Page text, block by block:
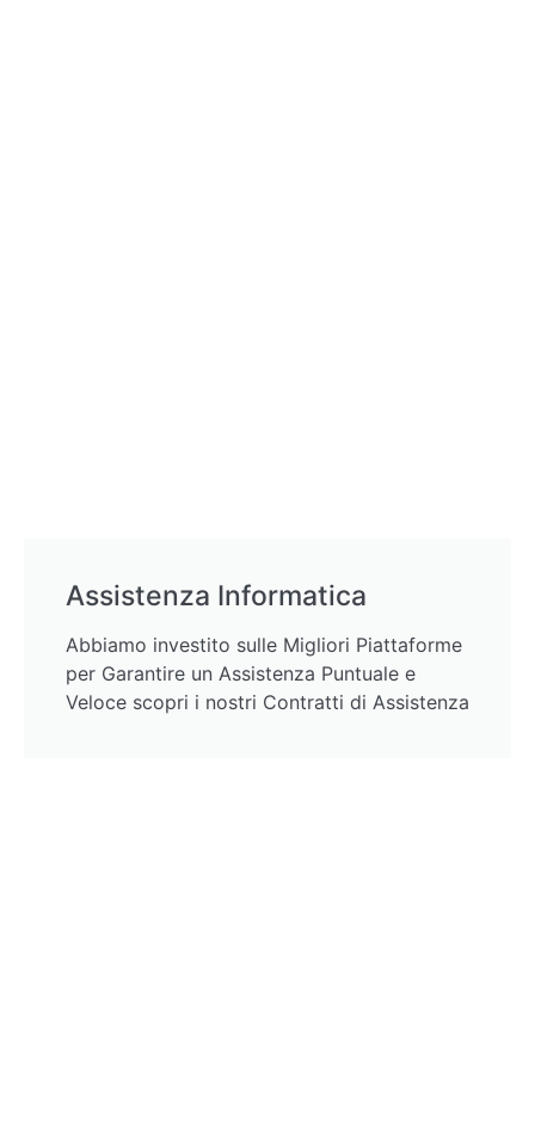
Assistenza Informatica
Abbiamo investito sulle Migliori Piattaforme
per Garantire un Assistenza Puntuale e
Veloce scopri i nostri Contratti di Assistenza